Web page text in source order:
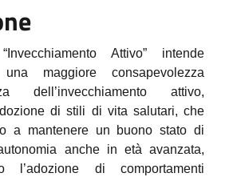
Attivo” intende
una maggiore consapevolezza
dell’invecchiamento attivo,
di stili di vita salutari, che
a mantenere un buono stato di
anche in età avanzata,
l’adozione di comportamenti